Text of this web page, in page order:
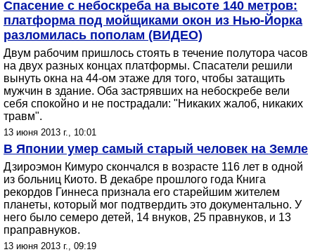
Спасение с небоскреба на высоте 140 метров:
платформа под мойщиками окон из Нью-Йорка
разломилась пополам (ВИДЕО)
Двум рабочим пришлось стоять в течение полутора часов
на двух разных концах платформы. Спасатели решили
вынуть окна на 44-ом этаже для того, чтобы затащить
мужчин в здание. Оба застрявших на небоскребе вели
себя спокойно и не пострадали: "Никаких жалоб, никаких
травм".
13 июня 2013 г., 10:01
В Японии умер самый старый человек на Земле
Дзироэмон Кимуро скончался в возрасте 116 лет в одной
из больниц Киото. В декабре прошлого года Книга
рекордов Гиннеса признала его старейшим жителем
планеты, который мог подтвердить это документально. У
него было семеро детей, 14 внуков, 25 правнуков, и 13
праправнуков.
13 июня 2013 г., 09:19